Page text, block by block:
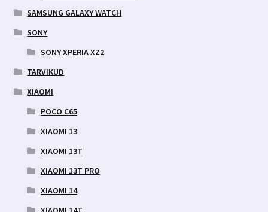
SAMSUNG GALAXY WATCH
SONY
SONY XPERIA XZ2
TARVIKUD
XIAOMI
POCO C65
XIAOMI 13
XIAOMI 13T
XIAOMI 13T PRO
XIAOMI 14